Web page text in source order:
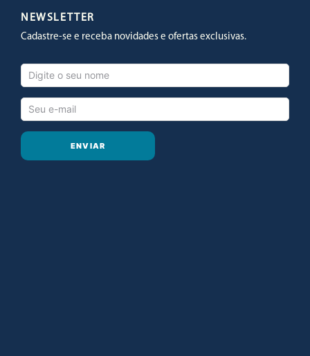
NEWSLETTER
Cadastre-se e receba novidades e ofertas exclusivas.
ENVIAR